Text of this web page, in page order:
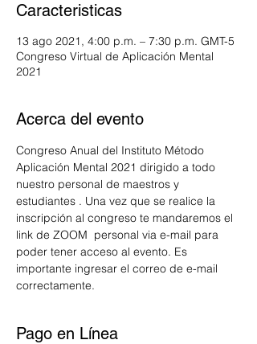
Caracteristicas
13 ago 2021, 4:00 p.m. – 7:30 p.m. GMT-5
Congreso Virtual de Aplicación Mental
2021
Acerca del evento
Congreso Anual del Instituto Método
Aplicación Mental 2021 dirigido a todo
nuestro personal de maestros y
estudiantes . Una vez que se realice la
inscripción al congreso te mandaremos el
link de ZOOM  personal via e-mail para
poder tener acceso al evento. Es
importante ingresar el correo de e-mail
correctamente.
Pago en Línea